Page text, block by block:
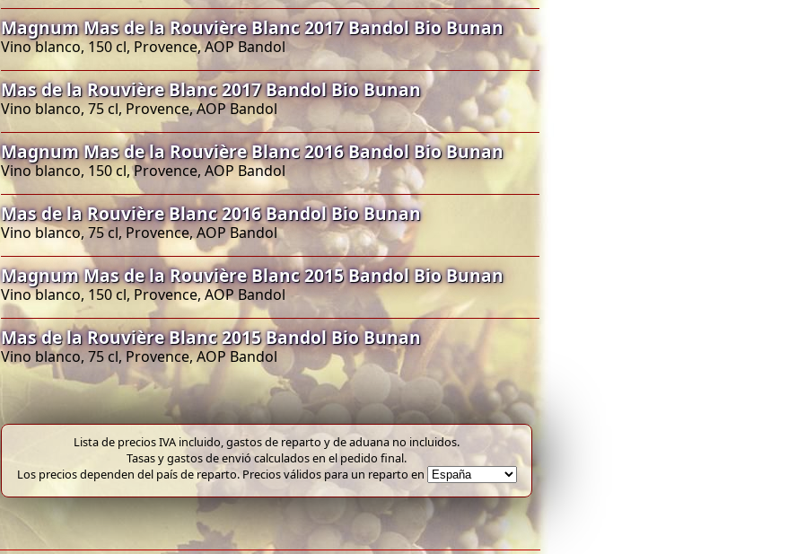
Magnum Mas de la Rouvière Blanc 2017 Bandol Bio Bunan
Vino blanco, 150 cl, Provence, AOP Bandol
Mas de la Rouvière Blanc 2017 Bandol Bio Bunan
Vino blanco, 75 cl, Provence, AOP Bandol
Magnum Mas de la Rouvière Blanc 2016 Bandol Bio Bunan
Vino blanco, 150 cl, Provence, AOP Bandol
Mas de la Rouvière Blanc 2016 Bandol Bio Bunan
Vino blanco, 75 cl, Provence, AOP Bandol
Magnum Mas de la Rouvière Blanc 2015 Bandol Bio Bunan
Vino blanco, 150 cl, Provence, AOP Bandol
Mas de la Rouvière Blanc 2015 Bandol Bio Bunan
Vino blanco, 75 cl, Provence, AOP Bandol
Lista de precios IVA incluido, gastos de reparto y de aduana no incluidos.
Tasas y gastos de envió calculados en el pedido final.
Los precios dependen del país de reparto. Precios válidos para un reparto en